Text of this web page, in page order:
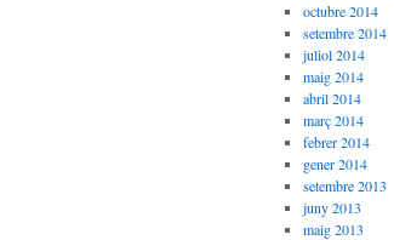
octubre 2014
setembre 2014
juliol 2014
maig 2014
abril 2014
març 2014
febrer 2014
gener 2014
setembre 2013
juny 2013
maig 2013